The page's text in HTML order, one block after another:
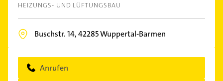
HEIZUNGS- UND LÜFTUNGSBAU
Buschstr. 14,42285Wuppertal-Barmen
Anrufen